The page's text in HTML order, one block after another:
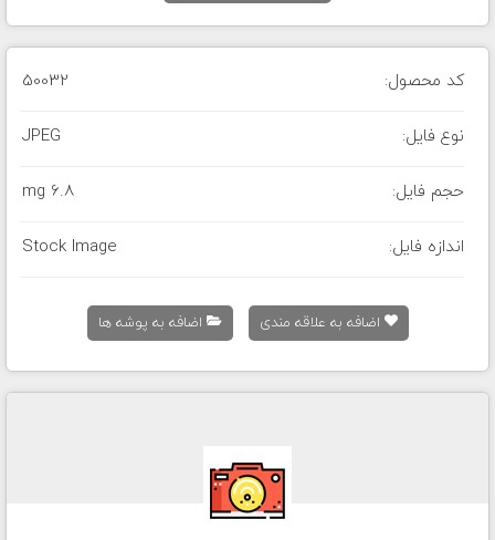
کد محصول: 50032
نوع فایل: JPEG
حجم فایل: 6.8 mg
اندازه فایل: Stock Image
اضافه به علاقه مندی اضافه به پوشه ها